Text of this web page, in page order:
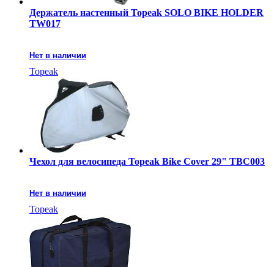
Держатель настенный Topeak SOLO BIKE HOLDER
TW017
Нет в наличии
Topeak
Чехол для велосипеда Topeak Bike Cover 29" TBC003
Нет в наличии
Topeak